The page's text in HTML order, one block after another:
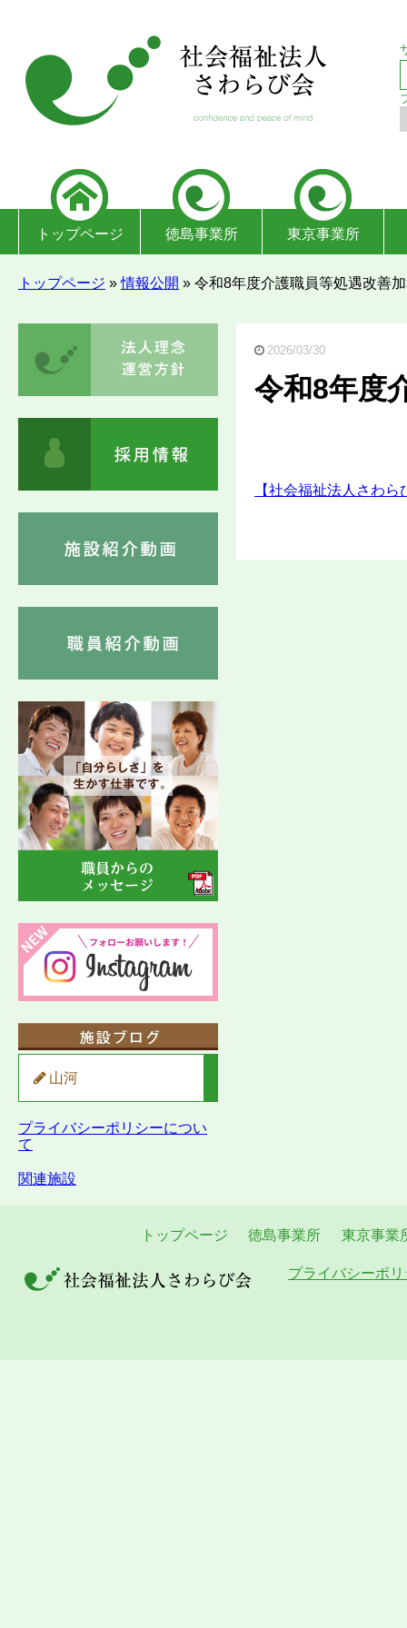
トップページ 徳島事業所 東京事業所
トップページ »情報公開 » 令和8年度介護職員等処遇改善
2026/03/30
令和8年度
【社会福祉法人さわ
山河
プライバシーポリシーについ
て
関連施設
トップページ 徳島事業所 東京事業
プライバシーポ